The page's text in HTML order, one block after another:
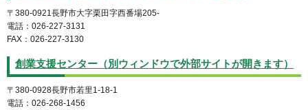
〒380-0921長野市大字栗田字西番場205-
電話：026-227-3131
FAX：026-227-3130
創業支援センター（別ウィンドウで外部サイトが開きます）
〒380-0928長野市若里1-18-1
電話：026-268-1456